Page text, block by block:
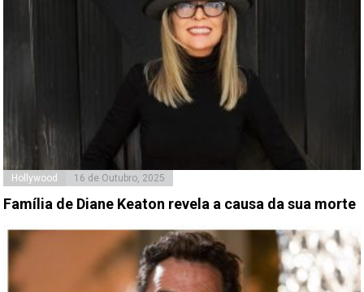
Hollywood 16 de Outubro, 2025
Família de Diane Keaton revela a causa da sua morte